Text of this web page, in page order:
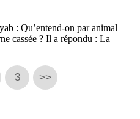
: Qu’entend-on par animal
cassée ? Il a répondu : La
3 >>